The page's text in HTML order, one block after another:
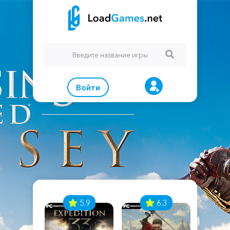
Войти
5.9 6.3